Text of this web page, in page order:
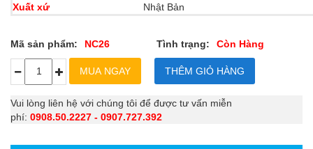
Xuất xứ
Nhật Bản
Mã sản phẩm: NC26 Tình trạng: Còn Hàng
Vui lòng liên hệ với chúng tôi để được tư vấn miễn
phí: 0908.50.2227 - 0907.727.392